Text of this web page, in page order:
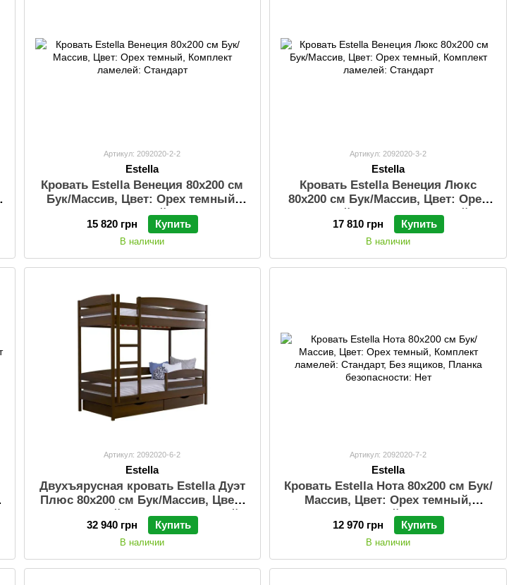
Артикул: 2092020-2-2
Estella
Кровать Estella Венеция 80х200 см
Бук/Масcив, Цвет: Орех темный,
Комплект ламелей: Стандарт
15 820 грн Купить
В наличии
Артикул: 2092020-3-2
Estella
Кровать Estella Венеция Люкс
80х200 см Бук/Масcив, Цвет: Орех
темный, Комплект ламелей:
Стандарт
17 810 грн Купить
В наличии
Артикул: 2092020-6-2
Estella
Двухъярусная кровать Estella Дуэт
Плюс 80х200 см Бук/Массив, Цвет:
Орех темный, Комплект ламелей:
Стандарт, Без ящиков, Планка
безопасности: Нет
32 940 грн Купить
В наличии
Артикул: 2092020-7-2
Estella
Кровать Estella Нота 80х200 см Бук/
Массив, Цвет: Орех темный,
Комплект ламелей: Стандарт, Без
ящиков, Планка безопасности: Нет
12 970 грн Купить
В наличии